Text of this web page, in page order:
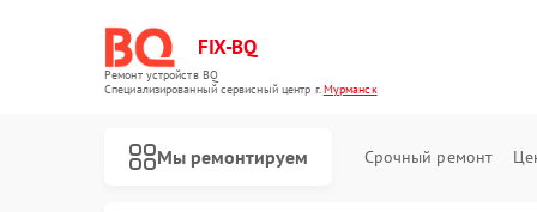
FIX-BQ
Ремонт устройств BQ
Специализированный cервисный центр г.Мурманск
Мы ремонтируем Срочный ремонт